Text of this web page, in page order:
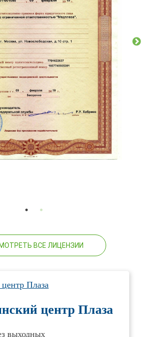
ВСЕ ЛИЦЕНЗИИ
Плаза
центр Плаза
выходных